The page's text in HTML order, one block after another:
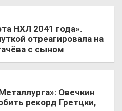
НХЛ 2041 года».
отреагировала на
с сыном
Овечкин
рекорд Гретцки,